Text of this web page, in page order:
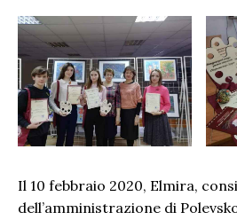
Il 10 febbraio 2020, Elmira,
dell’amministrazione di